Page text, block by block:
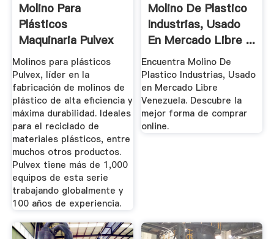
Molino Para
Plásticos
Maquinaria Pulvex
SA De CV
Molinos para plásticos
Pulvex, líder en la
fabricación de molinos de
plástico de alta eficiencia y
máxima durabilidad. Ideales
para el reciclado de
materiales plásticos, entre
muchos otros productos.
Pulvex tiene más de 1,000
equipos de esta serie
trabajando globalmente y
100 años de experiencia.
Molino De Plastico
Industrias, Usado
En Mercado Libre ...
Encuentra Molino De
Plastico Industrias, Usado
en Mercado Libre
Venezuela. Descubre la
mejor forma de comprar
online.